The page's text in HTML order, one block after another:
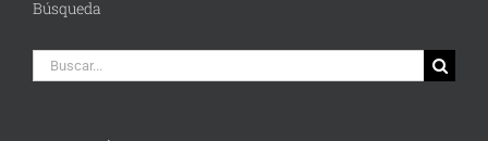
Búsqueda
Buscar: